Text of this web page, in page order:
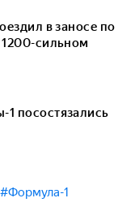
в заносе по
сильном
посостязались
#Формула-1